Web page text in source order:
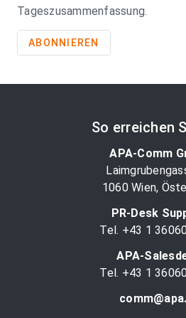
Tageszusammenfassung.
ABONNIEREN
So erreichen
APA-Comm
1060 Wien,
PR-Desk
Tel. +43 1
APA-
Tel. +43 1